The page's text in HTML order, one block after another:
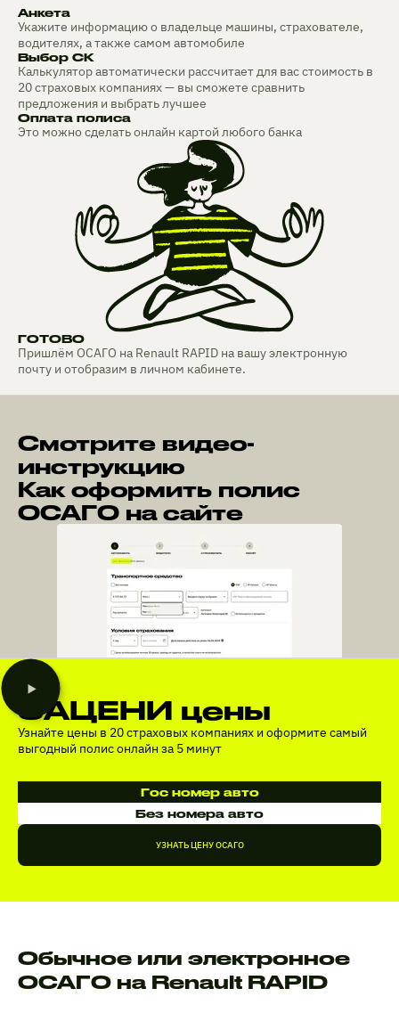
Анкета
Укажите информацию о владельце машины, страхователе,
водителях, а также самом автомобиле
Выбор СК
Калькулятор автоматически рассчитает для вас стоимость в
20 страховых компаниях — вы сможете сравнить
предложения и выбрать лучшее
Оплата полиса
Это можно сделать онлайн картой любого банка
ГОТОВО
Пришлём ОСАГО на Renault RAPID на вашу электронную
почту и отобразим в личном кабинете.
Смотрите видео-
инструкцию
Как оформить полис
ОСАГО на сайте
ЗАЦЕНИ цены
Узнайте цены в 20 страховых компаниях и оформите самый
выгодный полис онлайн за 5 минут
Гос номер авто
Без номера авто
УЗНАТЬ ЦЕНУ ОСАГО
Обычное или электронное
ОСАГО на Renault RAPID